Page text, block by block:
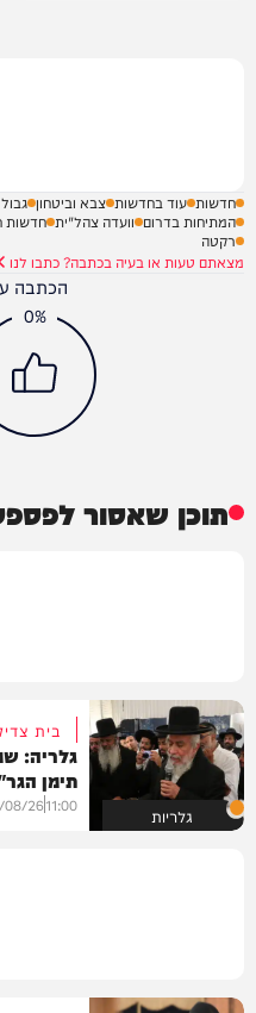
חדשות עוד בחדשות צבא וביטחון
המתיחות בדרום וועדה צהל"ית חדשות
רקטה
מצאתם טעות או בעיה בכתבה? כתבו לנו
הכתבה
0%
תוכן שאסור
גלריות
בית
גלריה:
תימן
11:00
26